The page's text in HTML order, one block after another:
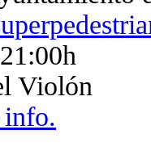
Violón